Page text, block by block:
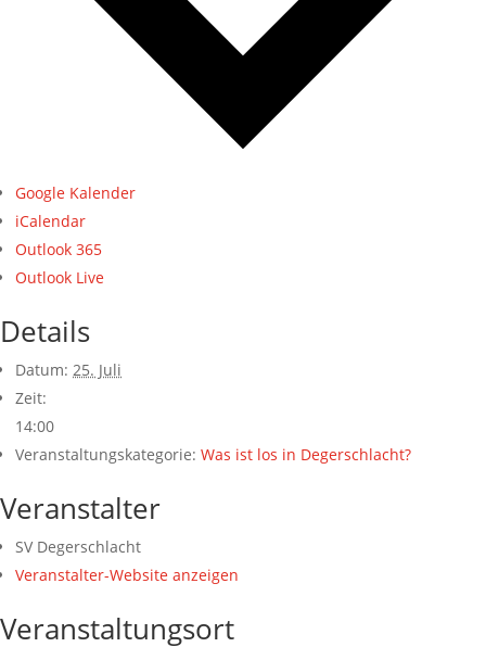
Google Kalender
iCalendar
Outlook 365
Outlook Live
Details
Datum: 25. Juli
Zeit:
14:00
Veranstaltungskategorie: Was ist los in Degerschlacht?
Veranstalter
SV Degerschlacht
Veranstalter-Website anzeigen
Veranstaltungsort